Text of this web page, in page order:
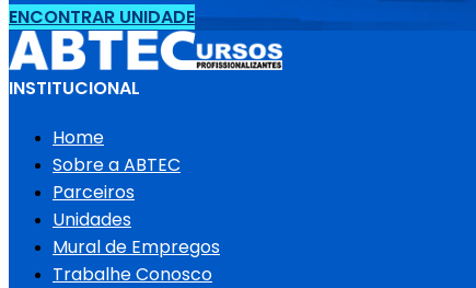
ENCONTRAR UNIDADE
INSTITUCIONAL
Home
Sobre a ABTEC
Parceiros
Unidades
Mural de Empregos
Trabalhe Conosco